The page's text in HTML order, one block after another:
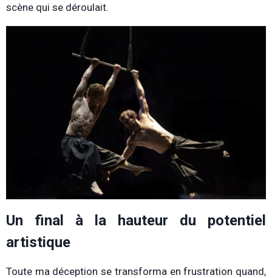
scène qui se déroulait.
Un final à la hauteur du potentiel
artistique
Toute ma déception se transforma en frustration quand,